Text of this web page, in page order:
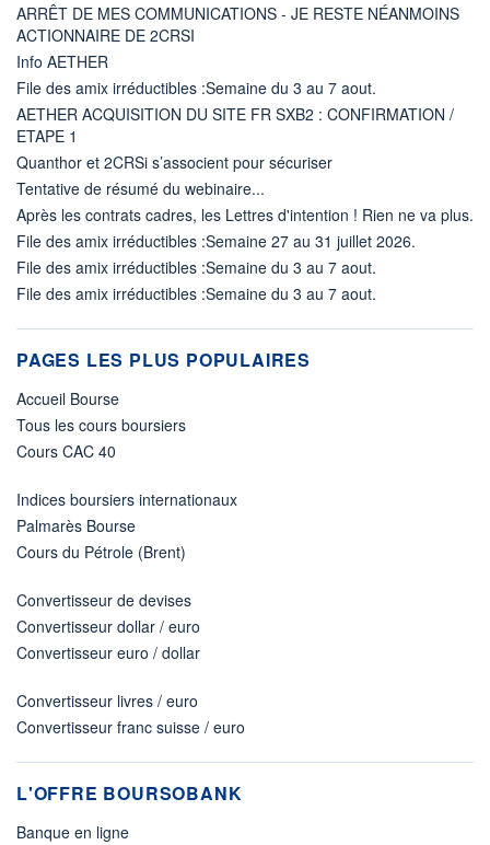
ARRÊT DE MES COMMUNICATIONS - JE RESTE NÉANMOINS
ACTIONNAIRE DE 2CRSI
Info AETHER
File des amix irréductibles :Semaine du 3 au 7 aout.
AETHER ACQUISITION DU SITE FR SXB2 : CONFIRMATION /
ETAPE 1
Quanthor et 2CRSi s’associent pour sécuriser
Tentative de résumé du webinaire...
Après les contrats cadres, les Lettres d'intention ! Rien ne va plus.
File des amix irréductibles :Semaine 27 au 31 juillet 2026.
File des amix irréductibles :Semaine du 3 au 7 aout.
File des amix irréductibles :Semaine du 3 au 7 aout.
PAGES LES PLUS POPULAIRES
Accueil Bourse
Tous les cours boursiers
Cours CAC 40
Indices boursiers internationaux
Palmarès Bourse
Cours du Pétrole (Brent)
Convertisseur de devises
Convertisseur dollar / euro
Convertisseur euro / dollar
Convertisseur livres / euro
Convertisseur franc suisse / euro
L'OFFRE BOURSOBANK
Banque en ligne